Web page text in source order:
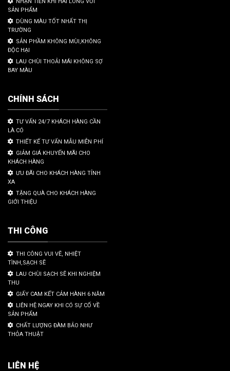
SẢN PHẨM
DÙNG MÀU TỐT NHẤT THỊ
TRƯỜNG
SẢN PHẦM KHÔNG MÙI,KHÔNG
ĐỘC HẠI
LAU CHÙI THOẢI MÁI KHÔNG SỢ
BAY MÀU
CHÍNH SÁCH
TƯ VẤN 24/7 KHÁCH HÀNG CẦN
LÀ CÓ
THIẾT KẾ TƯ VẤN MẪU MIỄN PHÍ
GIẢM GIÁ KHUYẾN MÃI CHO
KHÁCH HÀNG
ƯU ĐÃI CHO KHÁCH HÀNG TỈNH
XA
TẶNG QUÀ CHO KHÁCH HÀNG
GIỚI THIỆU
THI CÔNG
THI CÔNG VUI VẼ, NHIỆT
TÌNH,SẠCH SẼ
LAU CHÙI SẠCH SẼ KHI NGHIỆM
THU
GIẤY CAM KẾT CẢM HÀNH 6 NĂM
LIÊN HỆ NGAY KHI CÓ SỰ CỐ VỀ
SẢN PHẨM
CHẤT LƯỢNG ĐÀM BẢO NHƯ
THỎA THUẬT
LIÊN HỆ